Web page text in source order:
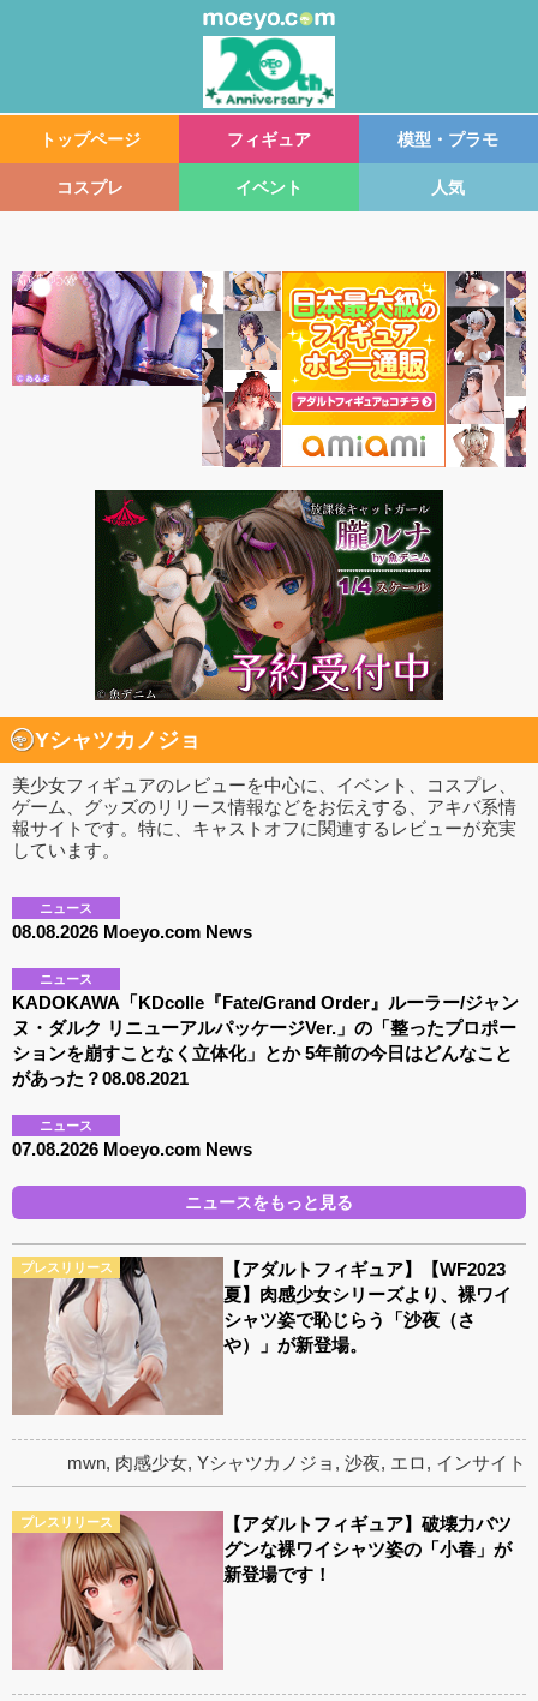
トップページ フィギュア 模型・プラモ
コスプレ イベント 人気
Yシャツカノジョ
美少女フィギュアのレビューを中心に、イベント、コスプレ、
ゲーム、グッズのリリース情報などをお伝えする、アキバ系情
報サイトです。特に、キャストオフに関連するレビューが充実
しています。
ニュース
08.08.2026 Moeyo.com News
ニュース
KADOKAWA「KDcolle『Fate/Grand Order』ルーラー/ジャン
ヌ・ダルク リニューアルパッケージVer.」の「整ったプロポー
ションを崩すことなく立体化」とか 5年前の今日はどんなこと
があった？08.08.2021
ニュース
07.08.2026 Moeyo.com News
ニュースをもっと見る
プレスリリース
【アダルトフィギュア】【WF2023
夏】肉感少女シリーズより、裸ワイ
シャツ姿で恥じらう「沙夜（さ
や）」が新登場。
mwn, 肉感少女, Yシャツカノジョ , 沙夜, エロ, インサイト
プレスリリース
【アダルトフィギュア】破壊力バツ
グンな裸ワイシャツ姿の「小春」が
新登場です！